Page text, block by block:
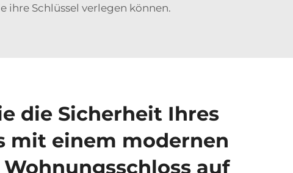
ihre Schlüssel verlegen können.
die Sicherheit Ihres
mit einem modernen
auf